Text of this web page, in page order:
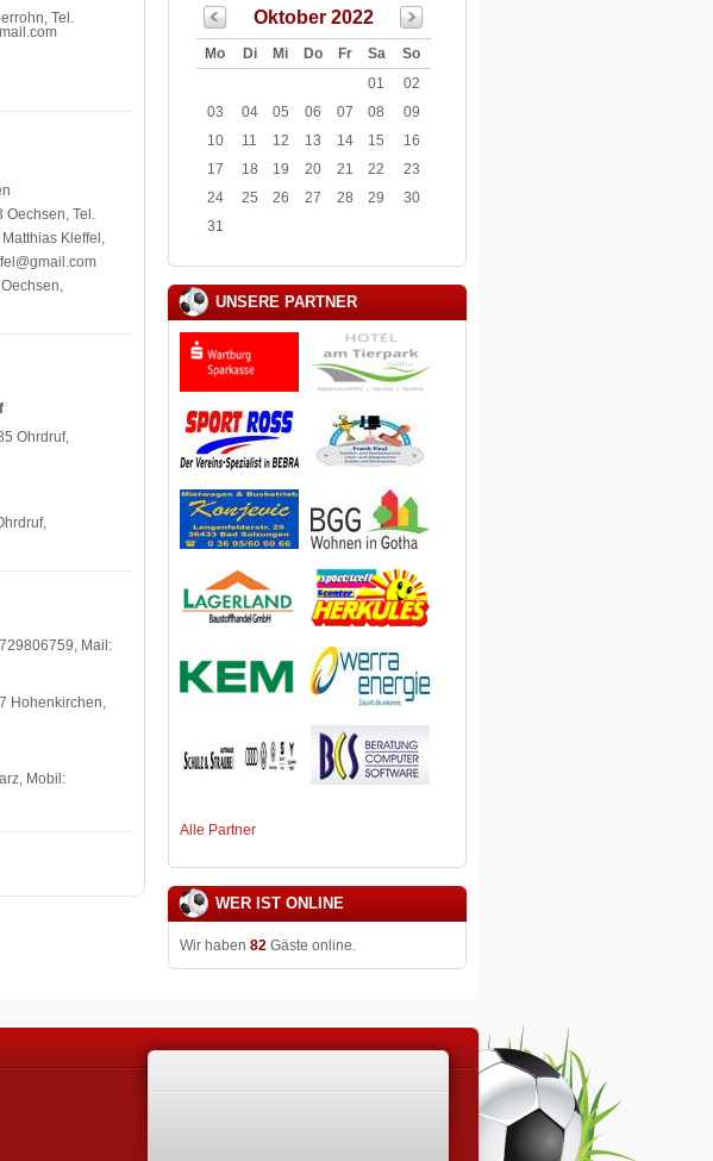
Tel.
Oechsen, Tel.
Kleffel,
Ohrdruf,
Mail:
Hohenkirchen,
Mobil:
Oktober 2022
Mo Di Mi Do Fr Sa
So
01
02
03
04 05 06 07 08
09
10
11 12 13 14 15
16
17
18 19 20 21 22
23
24
25 26 27 28 29
30
31
UNSERE PARTNER
Alle Partner
WER IST ONLINE
Wir haben 82Gäste online.